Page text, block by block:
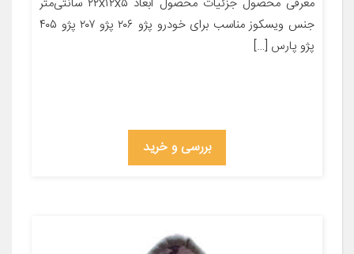
جنس ویسکوز مناسب برای خودرو پژو ۲۰۶ پژو ۲۰۷ پژو ۴۰۵
پژو پارس […]
بررسی و خرید